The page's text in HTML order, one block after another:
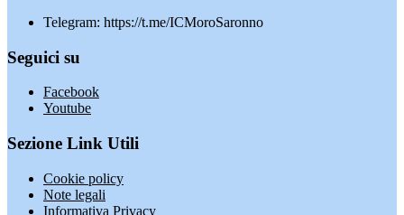
Telegram: https://t.me/ICMoroSaronno
Seguici su
Facebook
Youtube
Sezione Link Utili
Cookie policy
Note legali
Informativa Privacy